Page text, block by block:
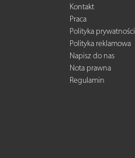
Kontakt
Praca
Polityka prywatności
Polityka reklamowa
Napisz do nas
Nota prawna
Regulamin